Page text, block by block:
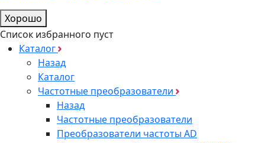
Хорошо
Список избранного пуст
Каталог
Назад
Каталог
Частотные преобразователи
Назад
Частотные преобразователи
Преобразователи частоты AD